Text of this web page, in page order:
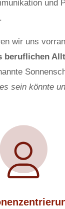
und
wir uns
beruflichen
sein könnte